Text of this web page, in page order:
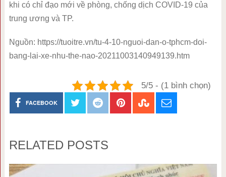
khi có chỉ đạo mới về phòng, chống dịch COVID-19 của
trung ương và TP.
Nguồn: https://tuoitre.vn/tu-4-10-nguoi-dan-o-tphcm-doi-
bang-lai-xe-nhu-the-nao-20211003140949139.htm
5/5 - (1 bình chọn)
FACEBOOK
RELATED POSTS